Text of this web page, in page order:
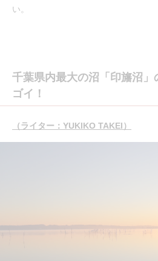
い。
千葉県内最大の沼「印旛沼」
ゴイ！
（ライター：YUKIKO TAKEI）